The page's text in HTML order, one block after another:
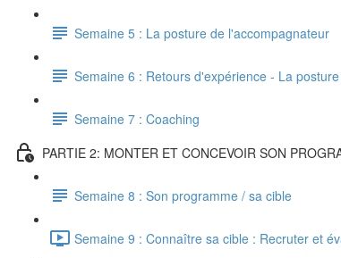
Semaine 5 : La posture de l'accompagnateur
Semaine 6 : Retours d'expérience - La posture
Semaine 7 : Coaching
PARTIE 2: MONTER ET CONCEVOIR SON
Semaine 8 : Son programme / sa cible
Semaine 9 : Connaître sa cible : Recruter et